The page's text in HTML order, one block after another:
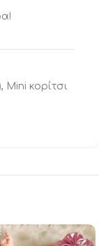
, Mini κορίτσι